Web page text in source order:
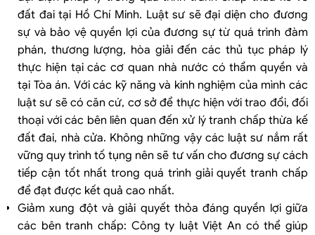
đất đai tại Hồ Chí Minh. Luật sư sẽ đại diện cho đương
sự và bảo vệ quyền lợi của đương sự từ quá trình đàm
phán, thương lượng, hòa giải đến các thủ tục pháp lý
thực hiện tại các cơ quan nhà nước có thẩm quyền và
tại Tòa án. Với các kỹ năng và kinh nghiệm của mình các
luật sư sẽ có căn cứ, cơ sở để thực hiện với trao đổi, đối
thoại với các bên liên quan đến xử lý tranh chấp thừa kế
đất đai, nhà cửa. Không những vậy các luật sư nắm rất
vững quy trình tố tụng nên sẽ tư vấn cho đương sự cách
tiếp cận tốt nhất trong quá trình giải quyết tranh chấp
để đạt được kết quả cao nhất.
Giảm xung đột và giải quyết thỏa đáng quyền lợi giữa
các bên tranh chấp: Công ty luật Việt An có thể giúp